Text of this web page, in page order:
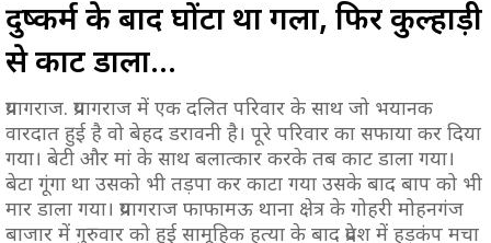
दुष्कर्म के बाद घोंटा था गला, फिर कुल्हाड़ी
से काट डाला…
प्रयागराज. प्रयागराज में एक दलित परिवार के साथ जो भयानक
वारदात हुई है वो बेहद डरावनी है। पूरे परिवार का सफाया कर दिया
गया। बेटी और मां के साथ बलात्कार करके तब काट डाला गया।
बेटा गूंगा था उसको भी तड़पा कर काटा गया उसके बाद बाप को भी
मार डाला गया। प्रयागराज फाफामऊ थाना क्षेत्र के गोहरी मोहनगंज
बाजार में गुरुवार को हुई सामूहिक हत्या के बाद प्रदेश में हड़कंप मचा